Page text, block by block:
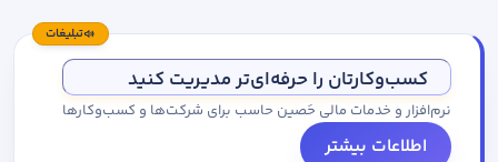
تبلیغات
کسب‌وکارتان را حرفه‌ای‌تر مدیریت کنید
نرم‌افزار و خدمات مالی حَصین حاسب برای شرکت‌ها و کسب‌وکارها
اطلاعات بیشتر